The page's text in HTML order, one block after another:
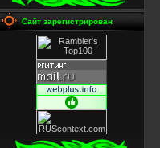
Сайт зарегистрирован